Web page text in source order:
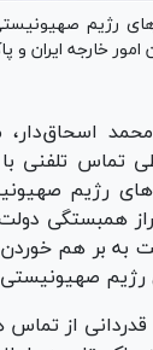
رژیم
امور خارجه ایران و
محمد اسحاق‌دار،
تماس تلفنی
رژیم
همبستگی
به بر هم
صهیونیستی
قدردانی از